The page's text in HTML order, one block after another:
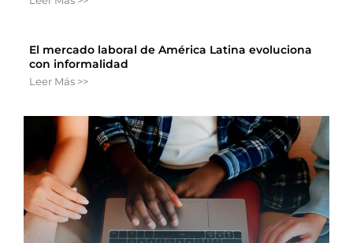
El mercado laboral de América Latina evoluciona
con informalidad
Leer Más >>